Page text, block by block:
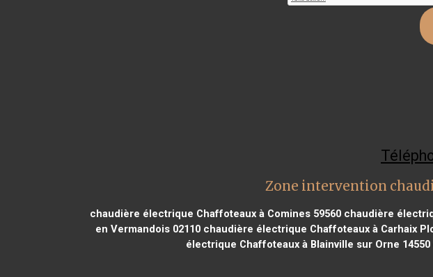
Zone intervention
chaudière électrique Chaffoteaux à Comines 59560 chaudière
en Vermandois 02110 chaudière électrique Chaffoteaux à Carhaix
électrique Chaffoteaux à Blainville sur Orne 14550